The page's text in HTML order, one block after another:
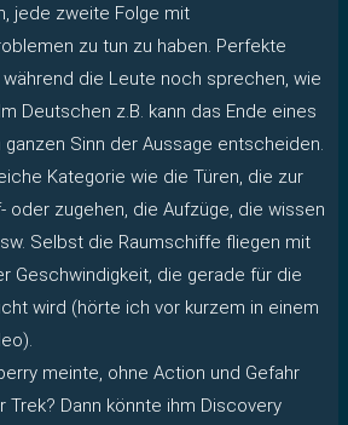
jede zweite Folge mit
zu tun zu haben. Perfekte
die Leute noch sprechen, wie
Deutschen z.B. kann das Ende eines
Sinn der Aussage entscheiden.
Kategorie wie die Türen, die zur
oder zugehen, die Aufzüge, die wissen
Selbst die Raumschiffe fliegen mit
Geschwindigkeit, die gerade für die
wird (hörte ich vor kurzem in einem
meinte, ohne Action und Gefahr
Trek? Dann könnte ihm Discovery